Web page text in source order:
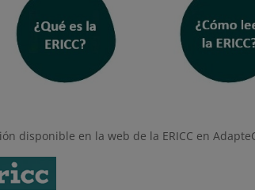
disponible en la web de la ERICC en